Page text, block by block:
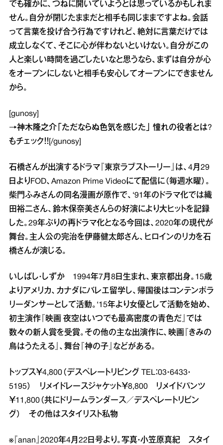
でも確かに、つねに開いていようとは思っているかもしれま
せん。自分が閉じたままだと相手も同じままですよね。会話
って言葉を投げ合う行為ですけれど、絶対に言葉だけでは
成立しなくて、そこに心が伴わないといけない。自分がこの
人と楽しい時間を過ごしたいなと思うなら、まずは自分が心
をオープンにしないと相手も安心してオープンにできません
から。
[gunosy]
→神木隆之介「ただならぬ色気を感じた」 憧れの役者とは?
もチェック！！[/gunosy]
石橋さんが出演するドラマ『東京ラブストーリー』は、4月29
日よりFOD、Amazon Prime Videoにて配信に（毎週水曜）。
柴門ふみさんの同名漫画が原作で、‘91年のドラマ化では織
田裕二さん、鈴木保奈美さんらの好演により大ヒットを記録
した。29年ぶりの再ドラマ化となる今回は、2020年の現代が
舞台。主人公の完治を伊藤健太郎さん、ヒロインのリカを石
橋さんが演じる。
いしばし・しずか 1994年7月8日生まれ、東京都出身。15歳
よりアメリカ、カナダにバレエ留学し、帰国後はコンテンポラ
リーダンサーとして活動。‘15年より女優として活動を始め、
初主演作『映画 夜空はいつでも最高密度の青色だ』では
数々の新人賞を受賞。その他の主な出演作に、映画『きみの
鳥はうたえる』、舞台『神の子』などがある。
トップス￥4,800（デスペレートリビング TEL：03・6433・
5195） リメイドレースジャケット￥8,800 リメイドパンツ
￥11,800（共にドリームランダース／デスペレートリビン
グ） その他はスタイリスト私物
※『anan』2020年4月22日号より。写真・小笠原真紀 スタイ